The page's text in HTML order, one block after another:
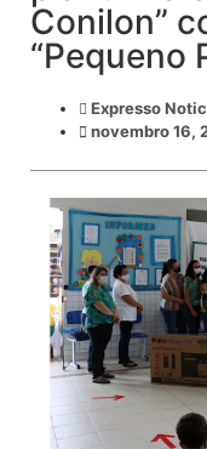
Conilon”
“Pequeno
Expresso
novembro 16,